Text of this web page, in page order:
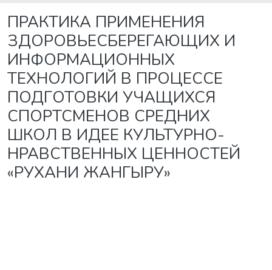
ПРАКТИКА ПРИМЕНЕНИЯ
ЗДОРОВЬЕСБЕРЕГАЮЩИХ И
ИНФОРМАЦИОННЫХ
ТЕХНОЛОГИЙ В ПРОЦЕССЕ
ПОДГОТОВКИ УЧАЩИХСЯ
СПОРТСМЕНОВ СРЕДНИХ
ШКОЛ В ИДЕЕ КУЛЬТУРНО-
НРАВСТВЕННЫХ ЦЕННОСТЕЙ
«РУХАНИ ЖАНГЫРУ»